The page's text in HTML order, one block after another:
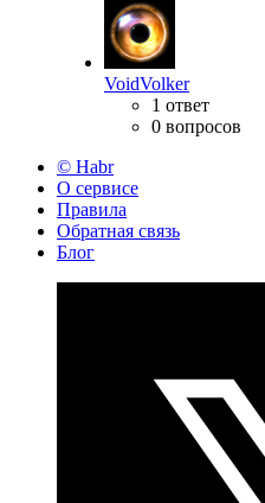
VoidVolker
1 ответ
0 вопросов
© Habr
О сервисе
Правила
Обратная связь
Блог